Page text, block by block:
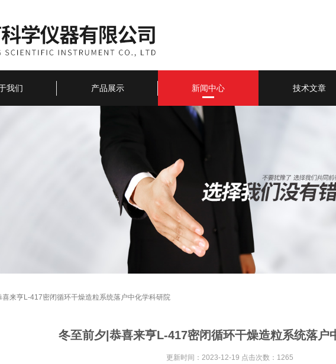
我们 产品展示 新闻中心 技术文章
喜来亨L-417密闭循环干燥造粒系统落户中化学科研院
冬至前夕|恭喜来亨L-417密闭循环干燥造粒系统落户
更新时间：2023-12-19 点击次数：1265